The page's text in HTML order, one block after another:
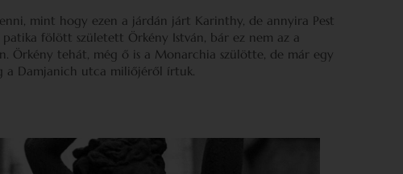
mint hogy ezen a járdán járt Karinthy, de annyira Pest
fölött született Örkény István, bár ez nem az a
Örkény tehát, még ő is a Monarchia szülötte, de már egy
a Damjanich utca miliőjéről írtuk.